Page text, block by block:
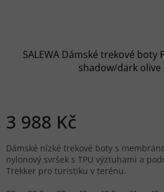
SALEWA Dámské trekové boty
shadow/dark olive
3 988 Kč
Dámské nízké trekové boty s
nylonový svršek s TPU výztuhami a
Trekker pro turistiku v terénu.